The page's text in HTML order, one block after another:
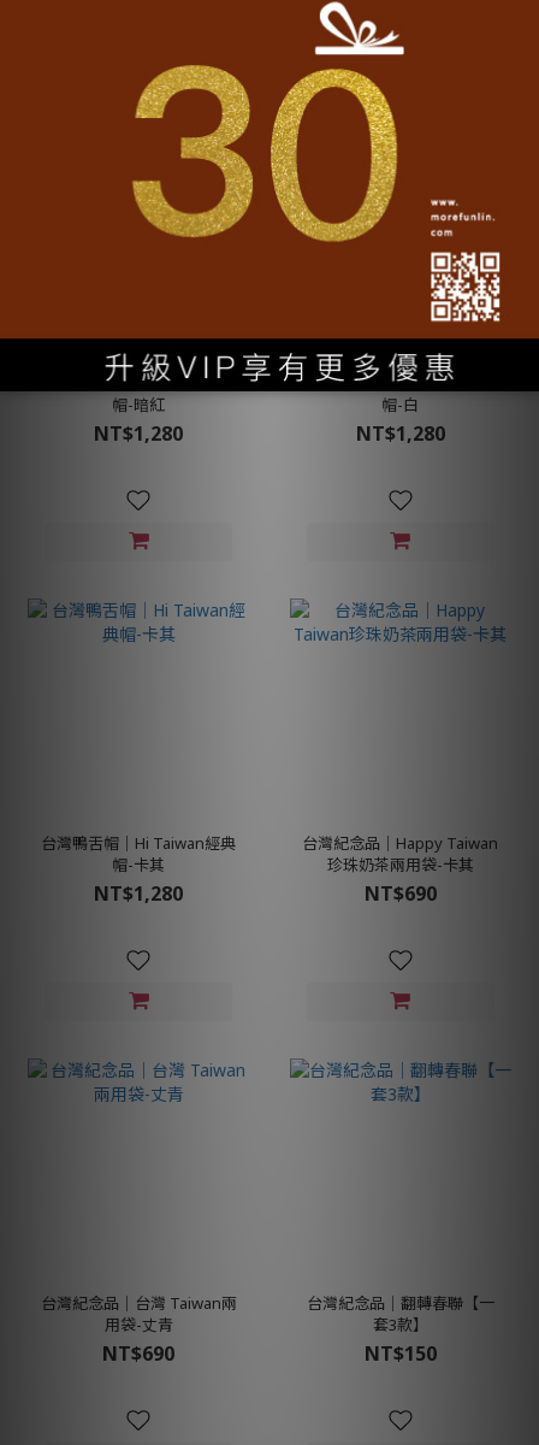
台灣鴨舌帽│Hi Taiwan經典
帽-暗紅
NT$1,280
台灣鴨舌帽│Hi Taiwan經典
帽-白
NT$1,280
台灣鴨舌帽│Hi Taiwan經典
帽-卡其
NT$1,280
台灣紀念品│Happy Taiwan
珍珠奶茶兩用袋-卡其
NT$690
台灣紀念品│台灣 Taiwan兩
用袋-丈青
NT$690
台灣紀念品│翻轉春聯【一
套3款】
NT$150